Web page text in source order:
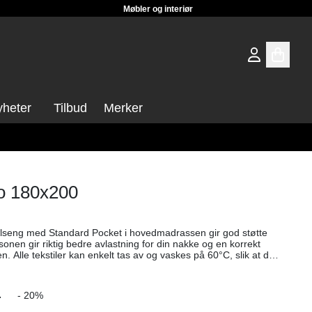
Møbler og interiør
Tilbud Merker
180x200
med Standard Pocket i hovedmadrassen gir god støtte
Alle tekstiler kan enkelt tas av og vaskes på 60°C, slik at du
å sove i. Våre madrasser er vendbare for å gi samme høye
modell som heter NOTE kontinentalseng. Kan fås i
- 20%